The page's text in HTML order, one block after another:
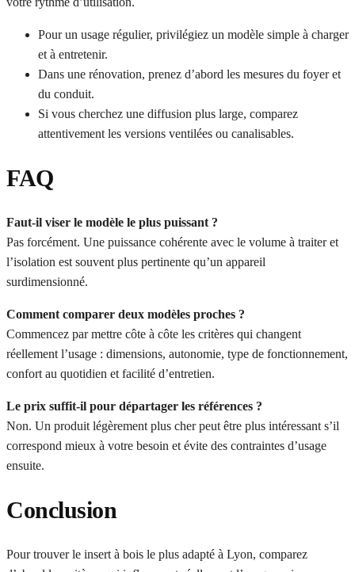
Pour un usage régulier, privilégiez un modèle simple à charger
et à entretenir.
Dans une rénovation, prenez d’abord les mesures du foyer et
du conduit.
Si vous cherchez une diffusion plus large, comparez
attentivement les versions ventilées ou canalisables.
FAQ
Faut-il viser le modèle le plus puissant ?
Pas forcément. Une puissance cohérente avec le volume à traiter et
l’isolation est souvent plus pertinente qu’un appareil
surdimensionné.
Comment comparer deux modèles proches ?
Commencez par mettre côte à côte les critères qui changent
réellement l’usage : dimensions, autonomie, type de fonctionnement,
confort au quotidien et facilité d’entretien.
Le prix suffit-il pour départager les références ?
Non. Un produit légèrement plus cher peut être plus intéressant s’il
correspond mieux à votre besoin et évite des contraintes d’usage
ensuite.
Conclusion
Pour trouver le insert à bois le plus adapté à Lyon, comparez